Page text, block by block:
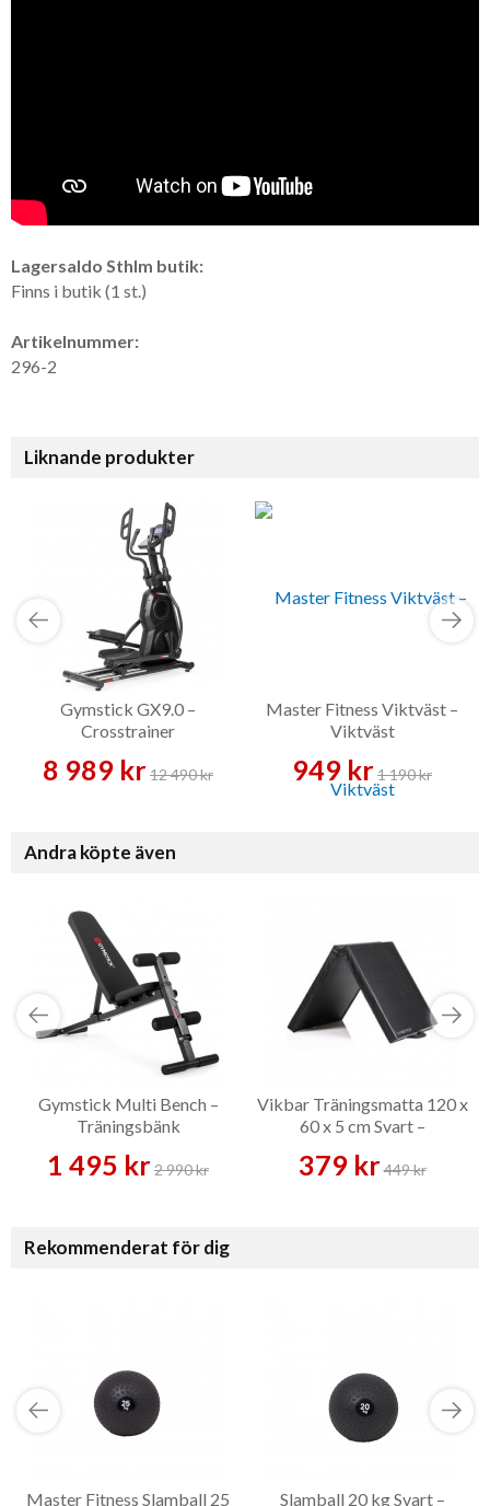
Lagersaldo Sthlm butik:
Finns i butik (1 st.)
Artikelnummer:
296-2
Liknande produkter
Gymstick GX9.0 –
Crosstrainer
8 989 kr12 490 kr
Master Fitness Viktväst –
Viktväst
949 kr1 190 kr
Andra köpte även
Gymstick Multi Bench –
Träningsbänk
1 495 kr2 990 kr
Vikbar Träningsmatta 120 x
60 x 5 cm Svart –
379 kr449 kr
Rekommenderat för dig
Master Fitness Slamball 25
Slamball 20 kg Svart –